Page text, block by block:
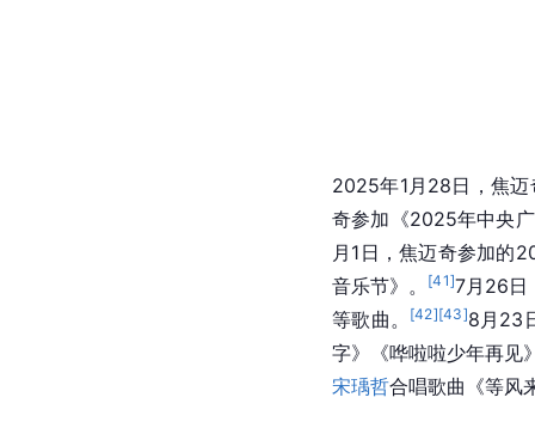
2025年1月28日，焦迈
奇参加《2025年中央
月1日，焦迈奇参加的
音乐节》。
[41]7月26日
等歌曲。
[42][43]8月23
字》《哗啦啦少年再见
宋瑀哲合唱歌曲《等风